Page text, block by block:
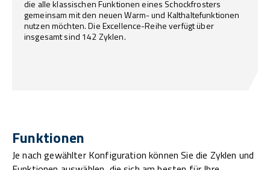
die alle klassischen Funktionen eines Schockfrosters
gemeinsam mit den neuen Warm- und Kalthaltefunktionen
nutzen möchten. Die Excellence-Reihe verfügt über
insgesamt sind 142 Zyklen.
Funktionen
Je nach gewählter Konfiguration können Sie die Zyklen und